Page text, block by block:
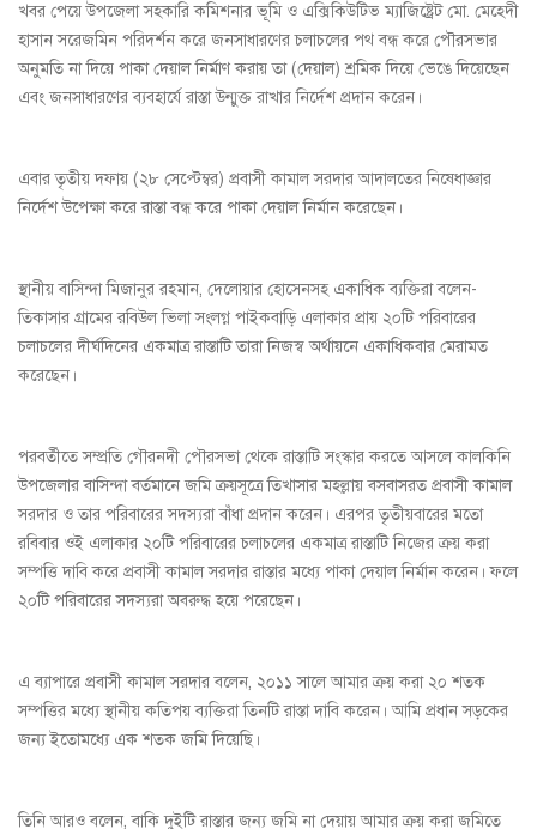
খবর পেয়ে উপজেলা সহকারি কমিশনার ভূমি ও এক্সিকিউটিভ ম্যাজিষ্ট্রেট মো. মেহেদী
হাসান সরেজমিন পরিদর্শন করে জনসাধারণের চলাচলের পথ বন্ধ করে পৌরসভার
অনুমতি না দিয়ে পাকা দেয়াল নির্মাণ করায় তা (দেয়াল) শ্রমিক দিয়ে ভেঙে দিয়েছেন
এবং জনসাধারণের ব্যবহার্যে রাস্তা উন্মুক্ত রাখার নির্দেশ প্রদান করেন।
এবার তৃতীয় দফায় (২৮ সেপ্টেম্বর) প্রবাসী কামাল সরদার আদালতের নিষেধাজ্ঞার
নির্দেশ উপেক্ষা করে রাস্তা বন্ধ করে পাকা দেয়াল নির্মান করেছেন।
স্থানীয় বাসিন্দা মিজানুর রহমান, দেলোয়ার হোসেনসহ একাধিক ব্যক্তিরা বলেন-
তিকাসার গ্রামের রবিউল ভিলা সংলগ্ন পাইকবাড়ি এলাকার প্রায় ২০টি পরিবারের
চলাচলের দীর্ঘদিনের একমাত্র রাস্তাটি তারা নিজস্ব অর্থায়নে একাধিকবার মেরামত
করেছেন।
পরবর্তীতে সম্প্রতি গৌরনদী পৌরসভা থেকে রাস্তাটি সংস্কার করতে আসলে কালকিনি
উপজেলার বাসিন্দা বর্তমানে জমি ক্রয়সূত্রে তিখাসার মহল্লায় বসবাসরত প্রবাসী কামাল
সরদার ও তার পরিবারের সদস্যরা বাঁধা প্রদান করেন। এরপর তৃতীয়বারের মতো
রবিবার ওই এলাকার ২০টি পরিবারের চলাচলের একমাত্র রাস্তাটি নিজের ক্রয় করা
সম্পত্তি দাবি করে প্রবাসী কামাল সরদার রাস্তার মধ্যে পাকা দেয়াল নির্মান করেন। ফলে
২০টি পরিবারের সদস্যরা অবরুদ্ধ হয়ে পরেছেন।
এ ব্যাপারে প্রবাসী কামাল সরদার বলেন, ২০১১ সালে আমার ক্রয় করা ২০ শতক
সম্পত্তির মধ্যে স্থানীয় কতিপয় ব্যক্তিরা তিনটি রাস্তা দাবি করেন। আমি প্রধান সড়কের
জন্য ইতোমধ্যে এক শতক জমি দিয়েছি।
তিনি আরও বলেন, বাকি দুইটি রাস্তার জন্য জমি না দেয়ায় আমার ক্রয় করা জমিতে